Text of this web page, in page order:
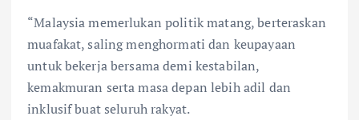
“Malaysia memerlukan politik matang, berteraskan
muafakat, saling menghormati dan keupayaan
untuk bekerja bersama demi kestabilan,
kemakmuran serta masa depan lebih adil dan
inklusif buat seluruh rakyat.